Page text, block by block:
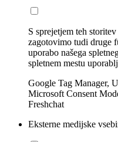
S sprejetjem teh
zagotovimo tudi druge
uporabo našega
spletnem mestu
Google Tag Manager,
Microsoft Consent
Freshchat
Eksterne medijske